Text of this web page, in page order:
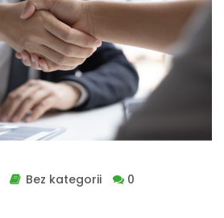
Bez kategorii 0